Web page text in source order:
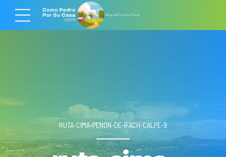
RUTA-CIMA-PENON-DE-IFACH-CALPE-9